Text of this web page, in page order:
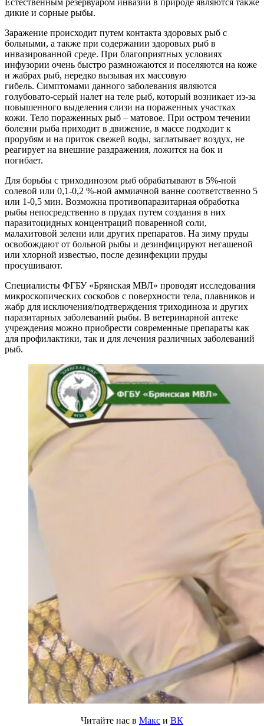
дикие и сорные рыбы.
Заражение происходит путем контакта здоровых рыб с
больными, а также при содержании здоровых рыб в
инвазированной среде. При благоприятных условиях
инфузории очень быстро размножаются и поселяются на коже
и жабрах рыб, нередко вызывая их массовую
гибель. Симптомами данного заболевания являются
голубовато-серый налет на теле рыб, который возникает из-за
повышенного выделения слизи на пораженных участках
кожи. Тело пораженных рыб – матовое. При остром течении
болезни рыба приходит в движение, в массе подходит к
прорубям и на приток свежей воды, заглатывает воздух, не
реагирует на внешние раздражения, ложится на бок и
погибает.
Для борьбы с триходинозом рыб обрабатывают в 5%-ной
солевой или 0,1-0,2 %-ной аммиачной ванне соответственно 5
или 1-0,5 мин. Возможна противопаразитарная обработка
рыбы непосредственно в прудах путем создания в них
паразитоцидных концентраций поваренной соли,
малахитовой зелени или других препаратов. На зиму пруды
освобождают от больной рыбы и дезинфицируют негашеной
или хлорной известью, после дезинфекции пруды
просушивают.
Специалисты ФГБУ «Брянская МВЛ» проводят исследования
микроскопических соскобов с поверхности тела, плавников и
жабр для исключения/подтверждения триходиноза и других
паразитарных заболеваний рыбы. В ветеринарной аптеке
учреждения можно приобрести современные препараты как
для профилактики, так и для лечения различных заболеваний
рыб.
Читайте нас в Макс и ВК